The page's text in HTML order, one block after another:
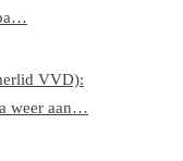
VVD):
weer aan…